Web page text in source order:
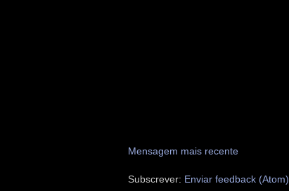
Mensagem mais recente
Subscrever: Enviar feedback (Atom)